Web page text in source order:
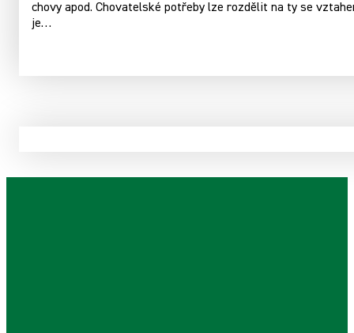
chovy apod. Chovatelské potřeby lze rozdělit na ty se
je…